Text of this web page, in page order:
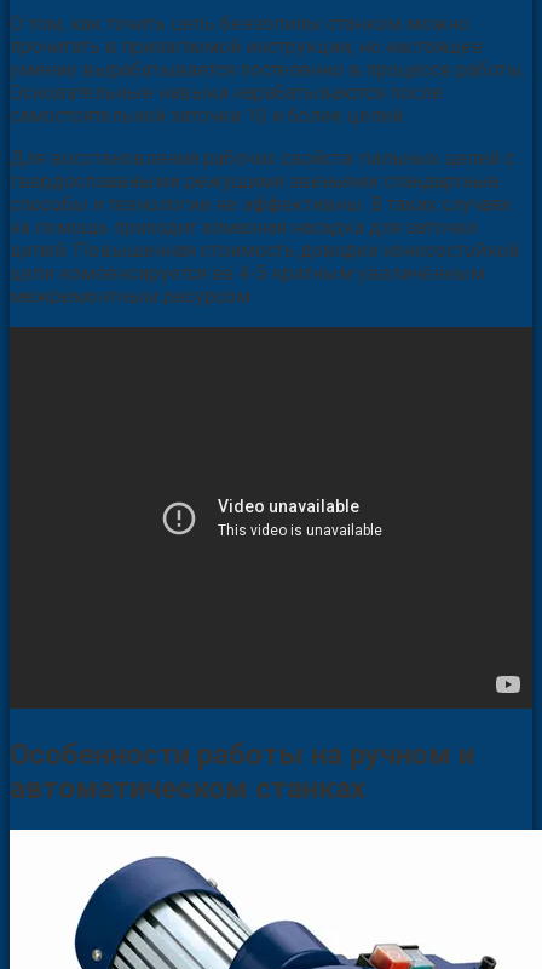
О том, как точить цепь бензопилы станком можно
прочитать в прилагаемой инструкции, но настоящее
умение вырабатывается постепенно в процессе работы.
Основательные навыки нарабатываются после
самостоятельной заточки 10 и более цепей.
Для восстановления рабочих свойств пильных цепей с
твердосплавными режущими звеньями стандартные
способы и технологии не эффективны. В таких случаях
на помощь приходит алмазная насадка для заточки
цепей. Повышенная стоимость доводки износостойкой
цепи компенсируется ее 4-5 кратным увеличенным
межремонтным ресурсом.
Особенности работы на ручном и
автоматическом станках